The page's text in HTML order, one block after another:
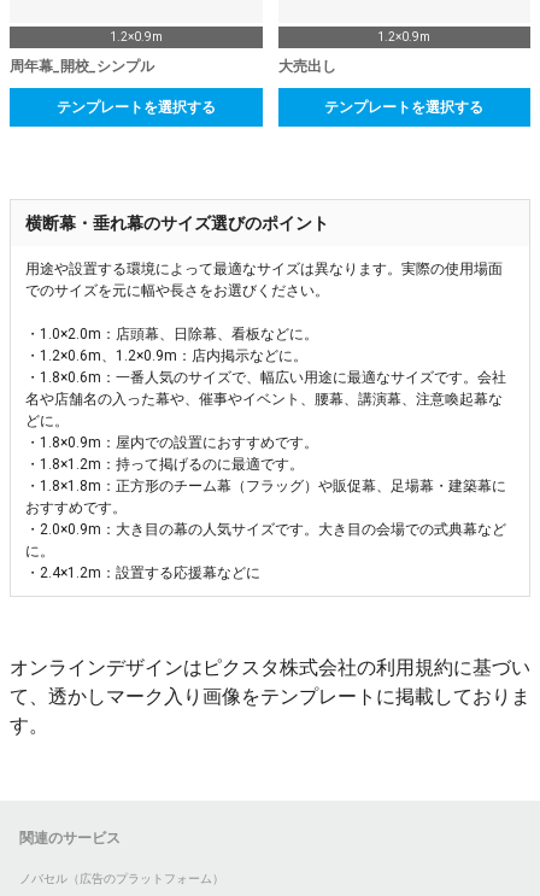
1.2×0.9m
周年幕_開校_シンプル
テンプレートを選択する
1.2×0.9m
大売出し
テンプレートを選択する
横断幕・垂れ幕のサイズ選びのポイント
用途や設置する環境によって最適なサイズは異なります。実際の使用場面
でのサイズを元に幅や長さをお選びください。
・1.0×2.0m：店頭幕、日除幕、看板などに。
・1.2×0.6m、1.2×0.9m：店内掲示などに。
・1.8×0.6m：一番人気のサイズで、幅広い用途に最適なサイズです。会社
名や店舗名の入った幕や、催事やイベント、腰幕、講演幕、注意喚起幕な
どに。
・1.8×0.9m：屋内での設置におすすめです。
・1.8×1.2m：持って掲げるのに最適です。
・1.8×1.8m：正方形のチーム幕（フラッグ）や販促幕、足場幕・建築幕に
おすすめです。
・2.0×0.9m：大き目の幕の人気サイズです。大き目の会場での式典幕など
に。
・2.4×1.2m：設置する応援幕などに
オンラインデザインはピクスタ株式会社の利用規約に基づい
て、透かしマーク入り画像をテンプレートに掲載しておりま
す。
関連のサービス
ノバセル（広告のプラットフォーム）